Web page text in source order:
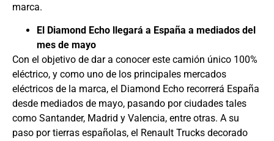
marca.
El Diamond Echo llegará a España a mediados del
mes de mayo
Con el objetivo de dar a conocer este camión único 100%
eléctrico, y como uno de los principales mercados
eléctricos de la marca, el Diamond Echo recorrerá España
desde mediados de mayo, pasando por ciudades tales
como Santander, Madrid y Valencia, entre otras. A su
paso por tierras españolas, el Renault Trucks decorado